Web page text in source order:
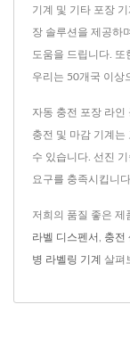
기계 및 기타 포장
장 솔루션을 제공하
도움을 드립니다. 또
우리는 50개국 이상
자동 충전 포장 라인
충전 및 마감 기계는
수 있습니다. 선진
요구를 충족시킵니다.
저희의 품질 좋은 제
라벨 디스펜서 충전
병 라벨링 기계 살펴